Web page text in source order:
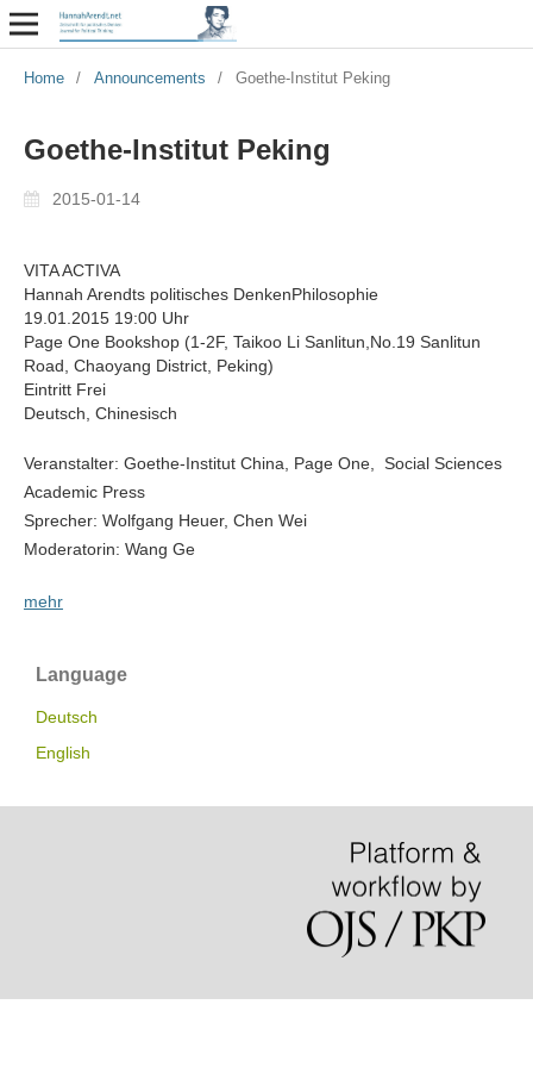
Home / Announcements / Goethe-Institut Peking
Goethe-Institut Peking
2015-01-14
VITA ACTIVA
Hannah Arendts politisches DenkenPhilosophie
19.01.2015 19:00 Uhr
Page One Bookshop (1-2F, Taikoo Li Sanlitun,No.19 Sanlitun
Road, Chaoyang District, Peking)
Eintritt Frei
Deutsch, Chinesisch
Veranstalter: Goethe-Institut China, Page One, Social Sciences
Academic Press
Sprecher: Wolfgang Heuer, Chen Wei
Moderatorin: Wang Ge
mehr
Language
Deutsch
English